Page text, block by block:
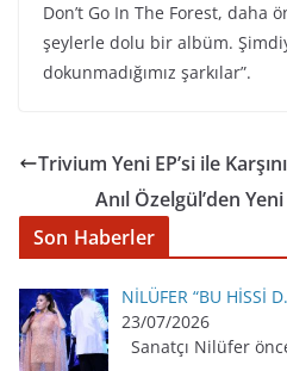
Don’t Go In The Forest, daha
şeylerle dolu bir albüm.
dokunmadığımız şarkılar”.
Trivium Yeni EP’si ile
Anıl Özelgül’den Yeni
Son Haberler
NİLÜFER “BU HİSSİ
23/07/2026
Sanatçı Nilüfer